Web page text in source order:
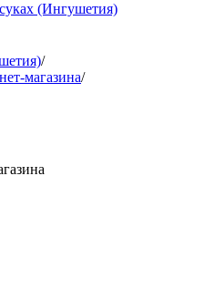
(Ингушетия)
/
магазина/